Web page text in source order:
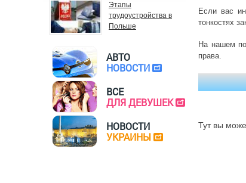
Если вас
тонкостях
На нашем
права.
Тут вы
Этапы
трудоустройства в
Польше
АВТО
НОВОСТИ
ВСЕ
ДЛЯ ДЕВУШЕК
НОВОСТИ
УКРАИНЫ